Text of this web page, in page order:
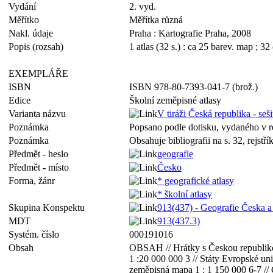
Vydání
2. vyd.
Měřítko
Měřítka různá
Nakl. údaje
Praha : Kartografie Praha, 2008
Popis (rozsah)
1 atlas (32 s.) : ca 25 barev. map ; 32
EXEMPLÁŘE
ISBN
ISBN 978-80-7393-041-7 (brož.)
Edice
Školní zeměpisné atlasy
Varianta názvu
V tiráži Česká republika -
Poznámka
Popsano podle dotisku, vydaného v
Poznámka
Obsahuje bibliografii na s. 32, rejstřík
Předmět - heslo
geografie
Předmět - místo
Česko
Forma, žánr
* geografické atlasy
* školní atlasy
Skupina Konspektu
913(437) - Geografie Česka
MDT
913(437.3)
Systém. číslo
000191016
Obsah
OBSAH // Hrátky s Českou
1 :20 000 000 3 // Státy Evropské
zeměpisná mapa 1 : 1 150 000 6-7